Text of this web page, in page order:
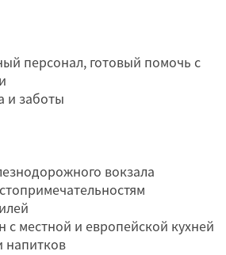
персонал, готовый помочь с
и заботы
вокзала
с местной и европейской кухней
напитков